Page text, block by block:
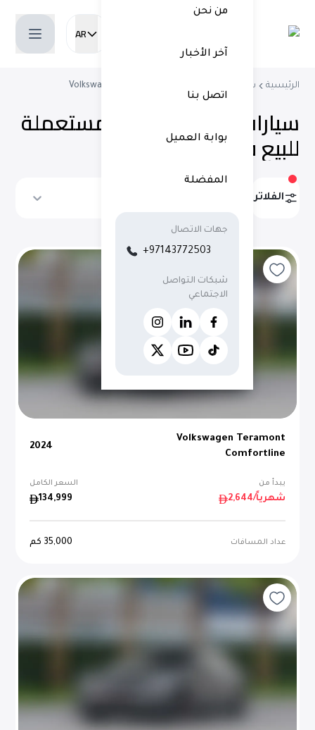
AR
Current language:
من نحن
آخر الأخبار
اتصل بنا
بوابة العميل
المفضلة
جهات الاتصال
+97143772503
شبكات التواصل
الاجتماعي
الرئيسية شراء سيارات مستعملة
سيارات فولكس فاجن مستعملة
للبيع في دبي(14 نتائج
الفلاتر
Volkswagen Teramont
Comfortline
2024
يبدأ من السعر الكامل
2,644 /شهرياً 134,999
عداد المسافات 35,000 كم